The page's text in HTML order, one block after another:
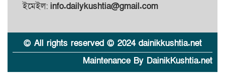
ইমেইল: info.dailykushtia@gmail.com
© All rights reserved © 2024 dainikkushtia.net
Maintenance By DainikKushtia.net